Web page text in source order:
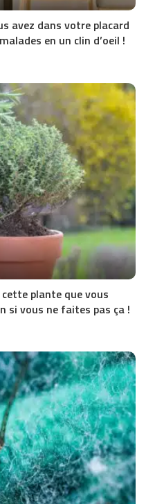
avez dans votre placard
en un clin d’oeil !
plante que vous
si vous ne faites pas ça !